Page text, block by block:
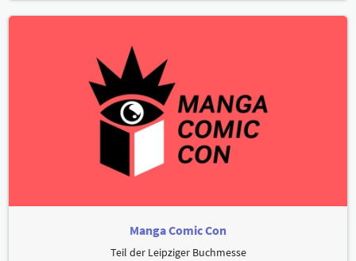
Manga Comic Con
Teil der Leipziger Buchmesse